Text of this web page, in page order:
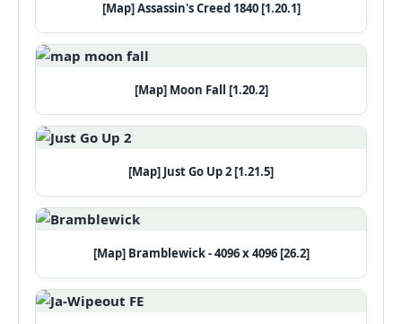
[Map] Assassin's Creed 1840 [1.20.1]
[Map] Moon Fall [1.20.2]
[Map] Just Go Up 2 [1.21.5]
[Map] Bramblewick - 4096 x 4096 [26.2]